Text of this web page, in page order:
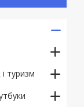
туризм